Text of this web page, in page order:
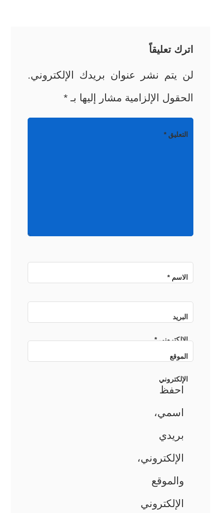
اترك تعليقاً
لن يتم نشر عنوان بريدك الإلكتروني.
الحقول الإلزامية مشار إليها بـ *
التعليق*
الاسم*
البريد
الإلكتروني*
الموقع
الإلكتروني
احفظ
اسمي،
بريدي
الإلكتروني،
والموقع
الإلكتروني